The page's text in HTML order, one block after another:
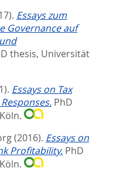
Essays zum
Governance auf
thesis, Universität
Essays on Tax
PhD
(2016). Essays on
Profitability. PhD